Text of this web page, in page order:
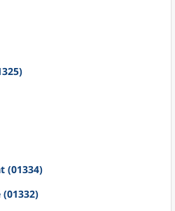
(01334)